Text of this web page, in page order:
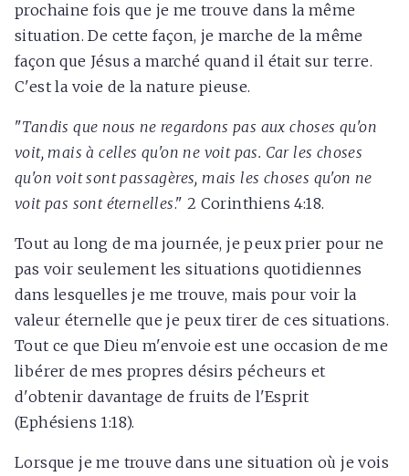
prochaine fois que je me trouve dans la même
situation. De cette façon, je marche de la même
façon que Jésus a marché quand il était sur terre.
C'est la voie de la nature pieuse.
"Tandis que nous ne regardons pas aux choses qu'on
voit, mais à celles qu'on ne voit pas. Car les choses
qu'on voit sont passagères, mais les choses qu'on ne
voit pas sont éternelles." 2 Corinthiens 4:18.
Tout au long de ma journée, je peux prier pour ne
pas voir seulement les situations quotidiennes
dans lesquelles je me trouve, mais pour voir la
valeur éternelle que je peux tirer de ces situations.
Tout ce que Dieu m'envoie est une occasion de me
libérer de mes propres désirs pécheurs et
d'obtenir davantage de fruits de l'Esprit
(Ephésiens 1:18).
Lorsque je me trouve dans une situation où je vois